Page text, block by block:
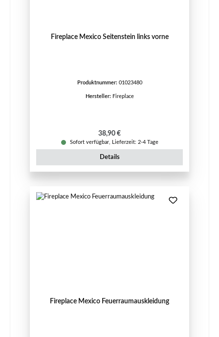
Fireplace Mexico Seitenstein links vorne
Produktnummer: 01023480
Hersteller: Fireplace
Regulärer Preis:
38,90 €
Sofort verfügbar, Lieferzeit: 2-4 Tage
Details
Fireplace Mexico Feuerraumauskleidung